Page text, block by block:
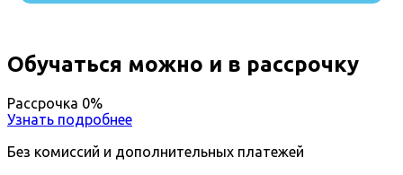
Обучаться можно и в рассрочку
Рассрочка 0%
Узнать подробнее
Без комиссий и дополнительных платежей